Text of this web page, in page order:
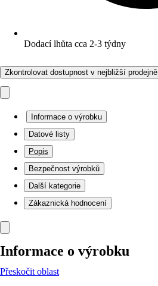
Dodací lhůta cca 2-3 týdny
Zkontrolovat dostupnost v nejbližší prodejně
Informace o výrobku
Datové listy
Popis
Bezpečnost výrobků
Další kategorie
Zákaznická hodnocení
Informace o výrobku
Přeskočit oblast